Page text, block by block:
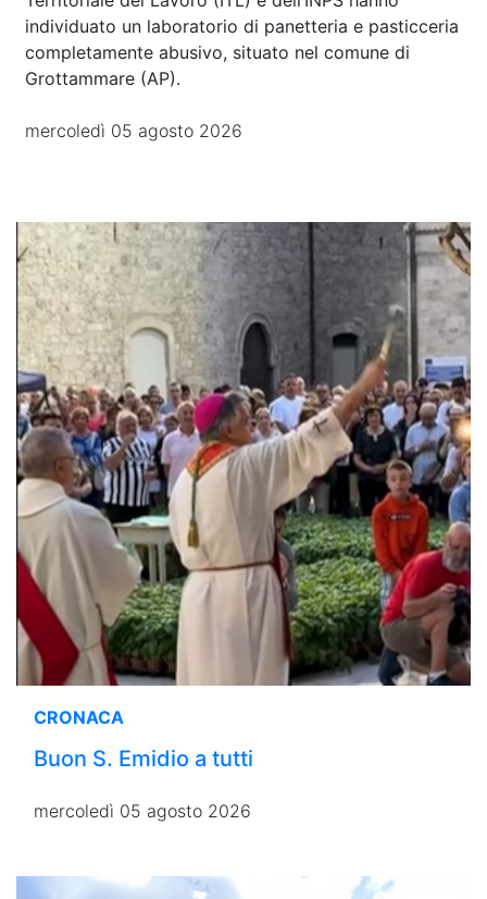
individuato un laboratorio di panetteria e pasticceria
completamente abusivo, situato nel comune di
Grottammare (AP).
mercoledì 05 agosto 2026
CRONACA
Buon S. Emidio a tutti
mercoledì 05 agosto 2026